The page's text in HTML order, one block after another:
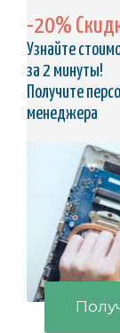
-20%
Узнайте
за 2 минуты!
Получите
менеджера